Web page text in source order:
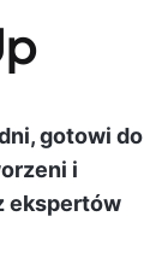
gotowi do
i
ekspertów